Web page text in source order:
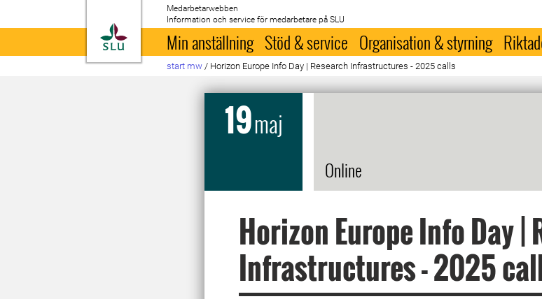
Till startsida
Medarbetarwebben
Information och service för medarbetare på SLU
Min anställning Stöd & service Organisation & styrning
start mw / Horizon Europe Info Day | Research Infrastructures - 2025 calls
19maj
Online
Horizon Europe Info Day |
Infrastructures - 2025